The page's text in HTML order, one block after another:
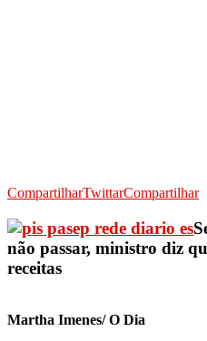
CompartilharTwittarCompartilhar
não passar, ministro diz
receitas
Martha Imenes/ O Dia